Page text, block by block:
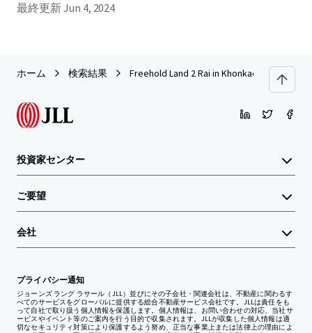
最終更新Jun 4, 2024
ホーム 検索結果 Freehold Land 2 Rai in Khonkaen
投資家センター
ご要望
会社
プライバシー通知
ジョーンズ ラング ラサール（JLL）並びにその子会社・関連会社は、不動産に関わるす
べてのサービスをグローバルに提供する総合不動産サービス会社です。JLLは責任をも
って自社で取り扱う個人情報を保護します。個人情報は、お問い合わせの対応、当社サ
ービスやイベント等のご案内を行う目的で収集されます。JLLが収集した個人情報は適
切なセキュリティ対策により保護するよう努め、正当な事業上または法律上の理由によ